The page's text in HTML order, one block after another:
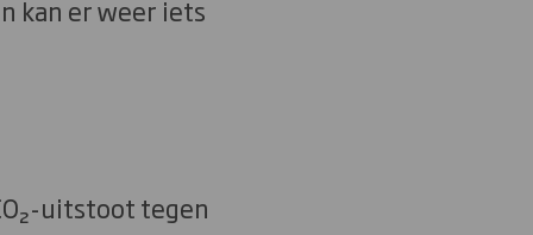
kan er weer iets
uitstoot tegen